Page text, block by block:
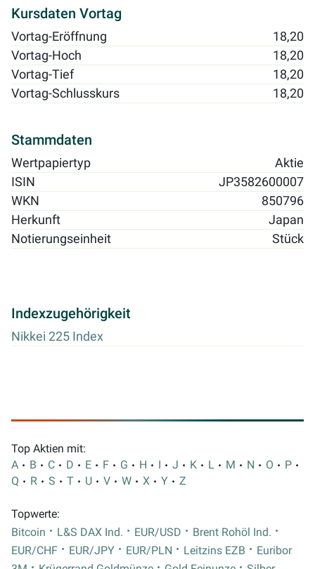
Kursdaten Vortag
Vortag-Eröffnung
18,20
Vortag-Hoch
18,20
Vortag-Tief
18,20
Vortag-Schlusskurs
18,20
Stammdaten
Wertpapiertyp
Aktie
ISIN
JP3582600007
WKN
850796
Herkunft
Japan
Notierungseinheit
Stück
Indexzugehörigkeit
Nikkei 225 Index
Top Aktien mit:
A
B C D E F G H I J K L M N O
P
Q
R S T U V W X Y Z
Topwerte:
Bitcoin
L&S DAX Ind. EUR/USD
Brent Rohöl Ind.
EUR/CHF
EUR/JPY EUR/PLN Leitzins EZB
Euribor